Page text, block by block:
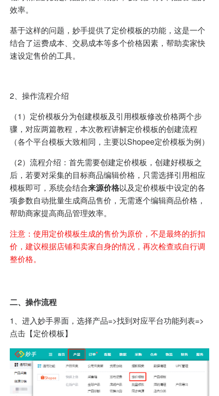
效率。
基于这样的问题，妙手提供了定价模板的功能，这是一个
结合了运费成本、交易成本等多个价格因素，帮助卖家快
速设定售价的工具。
2、操作流程介绍
（1）定价模板分为创建模板及引用模板修改价格两个步
骤，对应两篇教程，本次教程讲解定价模板的创建流程
（各个平台模板大致相同，主要以Shopee定价模板为例）
（2）流程介绍：首先需要创建定价模板，创建好模板之
后，若要对采集的目标商品编辑价格，只需选择引用相应
模板即可，系统会结合来源价格以及定价模板中设定的各
项参数自动批量生成商品售价，无需逐个编辑商品价格，
帮助商家提高商品管理效率。
注意：使用定价模板生成的售价为原价，不是最终的折扣
价，建议根据店铺和卖家自身的情况，再次检查或自行调
整价格。
二、操作流程
1、进入妙手界面，选择产品=>找到对应平台功能列表=>
点击【定价模板】